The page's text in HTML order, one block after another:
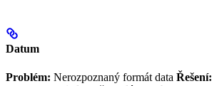
Datum
Problém: Nerozpoznaný formát data Řešení: